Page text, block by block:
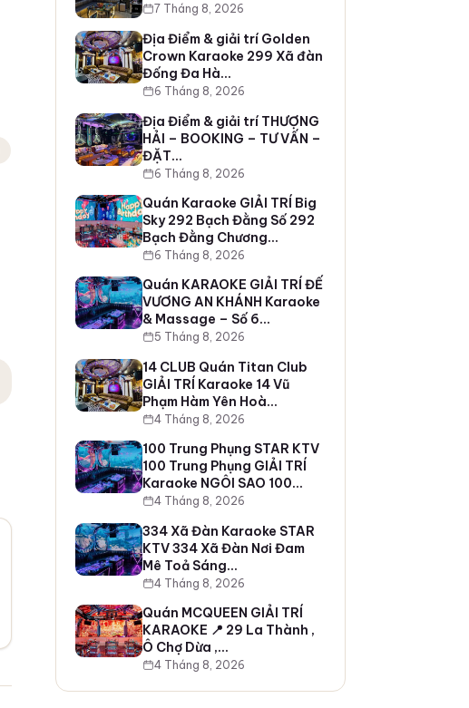
7 Tháng 8, 2026
Địa Điểm & giải trí Golden
Crown Karaoke 299 Xã đàn
Đống Đa Hà…
6 Tháng 8, 2026
Địa Điểm & giải trí THƯỢNG
HẢI – BOOKING – TƯ VẤN –
ĐẶT…
6 Tháng 8, 2026
Quán Karaoke GIẢI TRÍ Big
Sky 292 Bạch Đằng Số 292
Bạch Đằng Chương…
6 Tháng 8, 2026
Quán KARAOKE GIẢI TRÍ ĐẾ
VƯƠNG AN KHÁNH Karaoke
& Massage – Số 6…
5 Tháng 8, 2026
14 CLUB Quán Titan Club
GIẢI TRÍ Karaoke 14 Vũ
Phạm Hàm Yên Hoà…
4 Tháng 8, 2026
100 Trung Phụng STAR KTV
100 Trung Phụng GIẢI TRÍ
Karaoke NGÔI SAO 100…
4 Tháng 8, 2026
334 Xã Đàn Karaoke STAR
KTV 334 Xã Đàn Nơi Đam
Mê Toả Sáng…
4 Tháng 8, 2026
Quán MCQUEEN GIẢI TRÍ
KARAOKE 📍 29 La Thành ,
Ô Chợ Dừa ,…
4 Tháng 8, 2026